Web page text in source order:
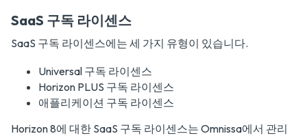
SaaS 구독 라이센스
SaaS 구독 라이센스에는 세 가지 유형이 있습니다.
Universal 구독 라이센스
Horizon PLUS 구독 라이센스
애플리케이션 구독 라이센스
Horizon 8에 대한 SaaS 구독 라이센스는 Omnissa에서 관리